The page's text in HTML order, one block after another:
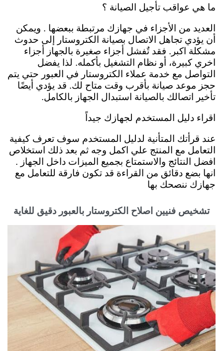
ما هي عواقب تأجيل الصيانة ؟
العديد من الأجزاء في جهازك مرتبطة ببعضها . ويمكن
أن يؤدي تجاهل الاتصال بصيانة الكتروستار إلى حدوث
مشكلة اكبر. فقد تٌفشل أجزاء صغيرة بالجهاز أجزاء
اخري كبيرة، أو نظام التشغيل بأكمله. لذا يفضل
التواصل مع خدمة عملاء الكتروستار في العبور حتي يتم
حجز موعد صيانة بأقرب وقت متاح لك. قد يؤدي أيضًا
تأخير اتصالك بالصيانة استبدال الجهاز بالكامل.
اقراء دليل المستخدم لجهازك جيداً
عند قرأتك المتأنية لدليل المستخدم سوف تعرف كيفية
التعامل مع المنتج علي اكمل وجه ثم بعد ذلك استخلاص
افضل النتائج والاستمتاع بجميع الميزات داخل الجهاز .
انها بضع دقائق من القراءة قد تكون فارقة للتعامل مع
جهازك ننصحك بها
تشخيص فنيين اصلاح الكتروستار بالعبور دقيق للغاية